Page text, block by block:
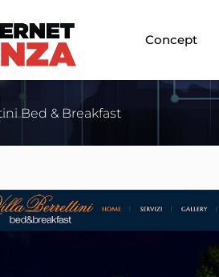
Concept
Bed & Breakfast